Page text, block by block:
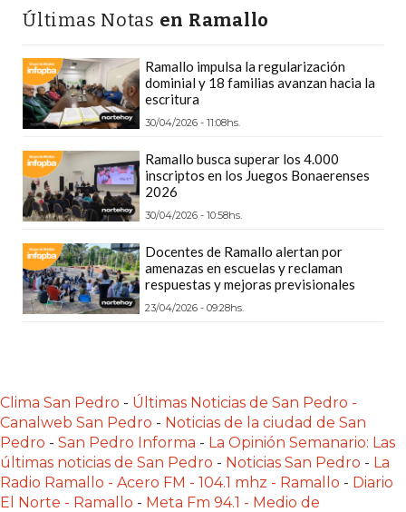
ELIGEN
PARA
RECIBIR
PEDIDOS
MEJOR
TIENDA
ONLINE
POR
2026:
POR
QUÉ
LAS
RECOMENDACIONES
¿CUÁL
ES
Últimas Notas en Ramallo
Ramallo impulsa la regularización
dominial y 18 familias avanzan hacia la
escritura
30/04/2026 - 11:08hs.
Ramallo busca superar los 4.000
inscriptos en los Juegos Bonaerenses
2026
30/04/2026 - 10:58hs.
Docentes de Ramallo alertan por
amenazas en escuelas y reclaman
respuestas y mejoras previsionales
23/04/2026 - 09:28hs.
Clima San Pedro - Últimas Noticias de San Pedro -
Canalweb San Pedro - Noticias de la ciudad de San
Pedro - San Pedro Informa - La Opinión Semanario: Las
últimas noticias de San Pedro - Noticias San Pedro - La
Radio Ramallo - Acero FM - 104.1 mhz - Ramallo - Diario
El Norte - Ramallo - Meta Fm 94.1 - Medio de